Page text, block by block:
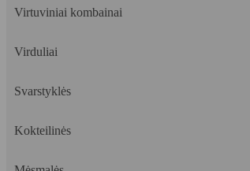
Virtuviniai kombainai
Virduliai
Svarstyklės
Kokteilinės